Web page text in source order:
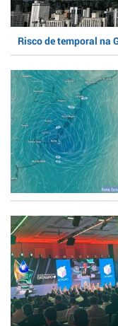
Risco de temporal na